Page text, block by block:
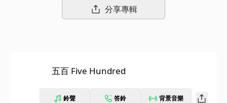
創作，於流星般滑落的鋼琴聲一點一滴地把聽覺帶回當時兩人還在
一起的00年代，搭配搖滾靈魂和精神，讓這首歌曲重現當時候的搖
理想和願望的那股衝勁，可能會被許多的無情和現實掩埋，但像副
精神。我聽著伍佰 我哼著伍佰。
分享專輯
五百 Five Hundred
鈴聲 答鈴 背景音樂